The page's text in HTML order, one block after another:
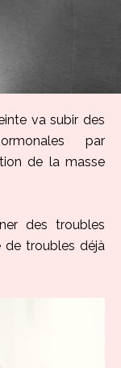
va subir des
par
de la masse
des troubles
de troubles déjà